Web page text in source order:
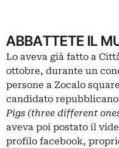
ABBATTETE IL
Lo aveva già fatto a
ottobre, durante un
persone a Zocalo
candidato repubblicano
Pigs (three different
aveva poi postato il
profilo facebook,